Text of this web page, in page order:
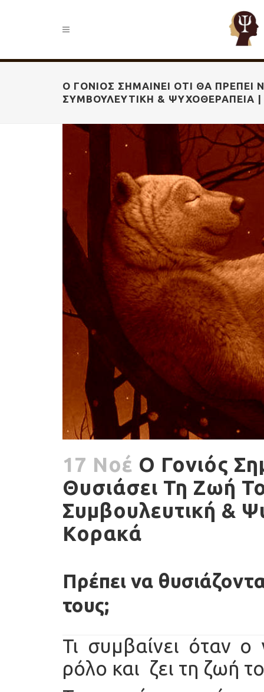
Ο ΓΟΝΙΌΣ ΣΗΜΑΊΝΕΙ ΌΤΙ ΘΑ ΠΡΈΠΕΙ
ΣΥΜΒΟΥΛΕΥΤΙΚΉ & ΨΥΧΟΘΕΡΑΠΕΊΑ
17 Νοέ Ο Γονιός
Θυσιάσει Τη Ζωή
Συμβουλευτική &
Κορακά
Πρέπει να
τους;
Τι συμβαίνει όταν
ρόλο και ζει τη ζωή